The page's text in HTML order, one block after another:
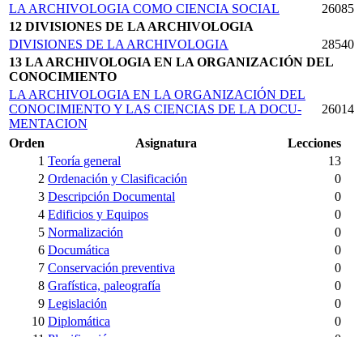
LA ARCHIVOLOGIA COMO CIENCIA SOCIAL
26085
12 DIVISIONES DE LA ARCHIVOLOGIA
DIVISIONES DE LA ARCHIVOLOGIA
28540
13 LA ARCHIVOLOGIA EN LA ORGANIZACIÓN DEL
CONOCIMIENTO
LA ARCHIVOLOGIA EN LA ORGANIZACIÓN DEL
CONOCIMIENTO Y LAS CIENCIAS DE LA DOCU­
MENTACION
26014
Orden Asignatura
Lecciones
1 Teoría general
13
2 Ordenación y Clasificación
0
3 Descripción Documental
0
4 Edificios y Equipos
0
5 Normalización
0
6 Documática
0
7 Conservación preventiva
0
8 Grafística, paleografía
0
9 Legislación
0
10 Diplomática
0